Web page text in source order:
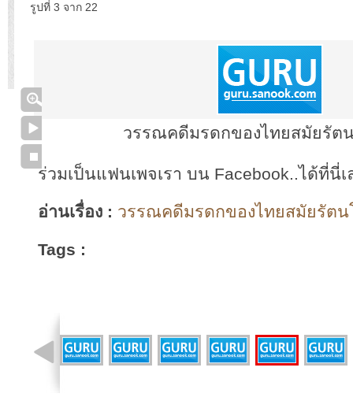
รูปที่ 3 จาก 22
วรรณคดีมรดกของไทยสมัยรัต
ร่วมเป็นแฟนเพจเรา บน Facebook..ได้ที่นี่เ
อ่านเรื่อง : วรรณคดีมรดกของไทยสมัยรัต
Tags :